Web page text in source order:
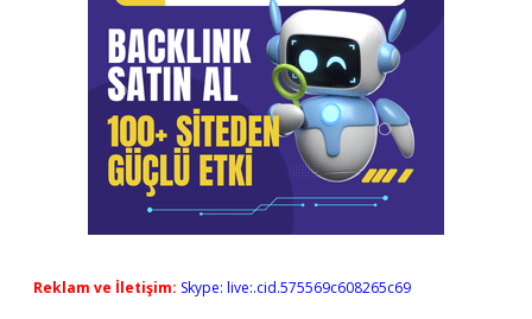
Reklam ve İletişim: Skype: live:.cid.575569c608265c69